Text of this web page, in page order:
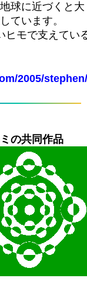
球に近づくと大
ています。
ヒモで支えてい
2005/
の共同作品